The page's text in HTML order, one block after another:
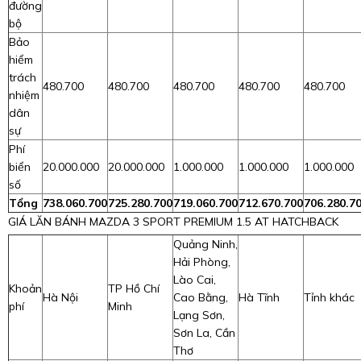
đường
bộ
Bảo
hiểm
trách
nhiệm
dân
sự
480.700 480.700 480.700 480.700 480.700
Phí
biển
số
20.000.000 20.000.000 1.000.000 1.000.000 1.000.000
Tổng 738.060.700725.280.700719.060.700712.670.700
GIÁ LĂN BÁNH MAZDA 3 SPORT PREMIUM 1.5 AT HATCHBACK
Khoản
phí
Hà Nội
TP Hồ Chí
Minh
Quảng Ninh,
Hải Phòng,
Lào Cai,
Cao Bằng,
Lạng Sơn,
Sơn La, Cần
Thơ
Hà Tĩnh Tỉnh khác